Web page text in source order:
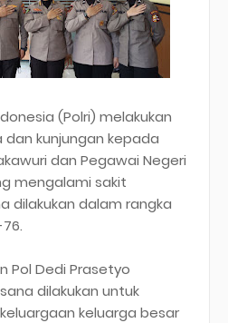
(Polri) melakukan
kunjungan kepada
dan Pegawai Negeri
mengalami sakit
dilakukan dalam rangka
Pol Dedi Prasetyo
dilakukan untuk
keluarga besar